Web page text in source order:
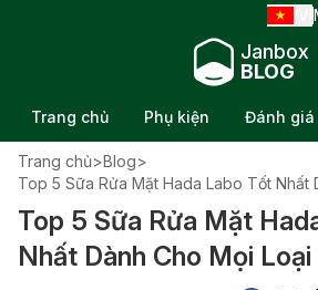
Janbox
BLOG
Trang chủ Phụ kiện Đánh giá
Trang chủ>Blog>
Top 5 Sữa Rửa Mặt Hada Labo Tốt Nhất
Top 5 Sữa Rửa Mặt
Nhất Dành Cho Mọi Loại